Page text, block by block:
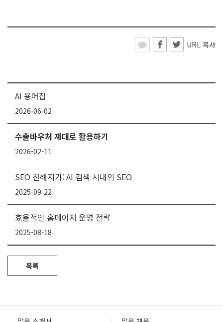
URL 복사
AI 용어집
2026-06-02
수출바우처 제대로 활용하기
2026-02-11
SEO 친해지기: AI 검색 시대의 SEO
2025-09-22
효율적인 홈페이지 운영 전략
2025-08-18
목록